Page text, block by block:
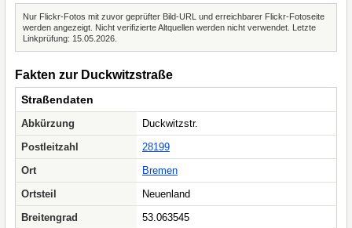
Nur Flickr-Fotos mit zuvor geprüfter Bild-URL und erreichbarer Flickr-Fotoseite
werden angezeigt. Nicht verifizierte Altquellen werden nicht verwendet. Letzte
Linkprüfung: 15.05.2026.
Fakten zur Duckwitzstraße
Straßendaten
Abkürzung
Duckwitzstr.
Postleitzahl
28199
Ort
Bremen
Ortsteil
Neuenland
Breitengrad
53.063545